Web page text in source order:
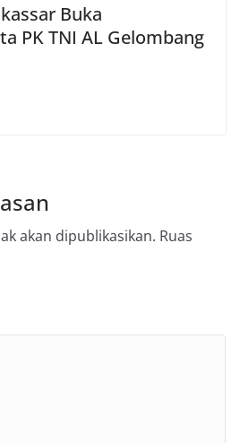
Buka
PK TNI AL Gelombang
akan dipublikasikan. Ruas